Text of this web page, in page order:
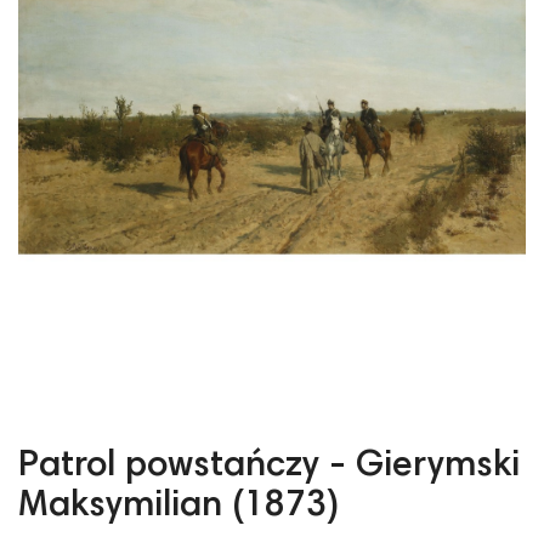
Patrol powstańczy - Gierymski
Maksymilian (1873)